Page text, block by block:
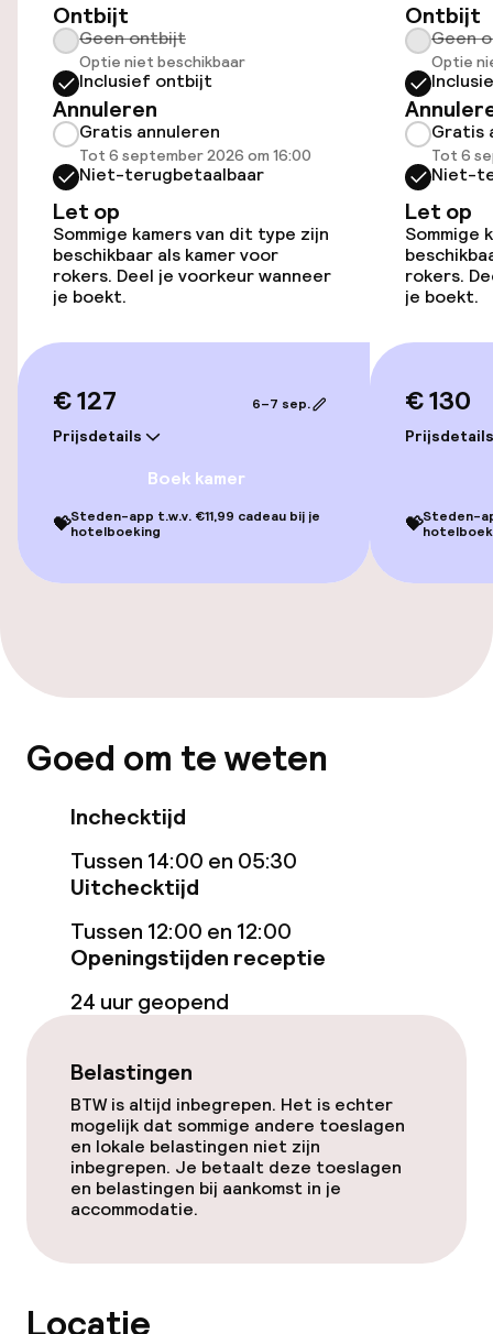
Openbaar parkeren
Luchthavenshuttle
Transferservice
Fietsenstalling
Toegankelijkheid
Lift
Voor toegankelijkheid
Kamers
Voor toegankelijkheid
Kinderzwembad
Stoombad
Turks stoombad (hamam)
Spacentrum
Massage
Schoonheidssalon
Fitnessruimte / gym
Ontbijt
Geen ontbijt
Optie niet beschikbaar
Inclusief ontbijt
Annuleren
Gratis annuleren
Tot 6 september 2026 om 16:00
Niet-terugbetaalbaar
Let op
Sommige kamers van dit type zijn
beschikbaar als kamer voor
rokers. Deel je voorkeur wanneer
je boekt.
€ 127
Prijsdetails
6–7 sep.
Boek kamer
💝Steden-app t.w.v. €11,99 cadeau bij je
hotelboeking
Ontbijt
Geen
Optie
Gratis
Tot 6
Niet-
Let op
Sommige
rokers.
je boekt.
€ 130
Prijsdetails
💝Steden-
Goed om te weten
Inchecktijd
Tussen 14:00 en 05:30
Uitchecktijd
Tussen 12:00 en 12:00
Openingstijden receptie
24 uur geopend
Belastingen
BTW is altijd inbegrepen. Het is echter
mogelijk dat sommige andere toeslagen
en lokale belastingen niet zijn
inbegrepen. Je betaalt deze toeslagen
en belastingen bij aankomst in je
accommodatie.
Locatie